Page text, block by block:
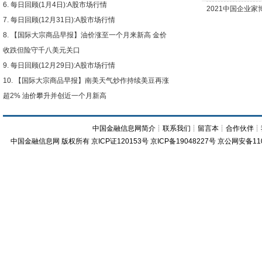
每日回顾(1月4日):A股市场行情
每日回顾(12月31日):A股市场行情
【国际大宗商品早报】油价涨至一个月来新高 金价
收跌但险守千八美元关口
每日回顾(12月29日):A股市场行情
【国际大宗商品早报】南美天气炒作持续美豆再涨
超2% 油价攀升并创近一个月新高
2021中国企业家
中国金融信息网简介 ┊联系我们 ┊ 留言本 ┊合作伙伴 ┊
中国金融信息网 版权所有 京ICP证120153号 京ICP备19048227号 京公网安备